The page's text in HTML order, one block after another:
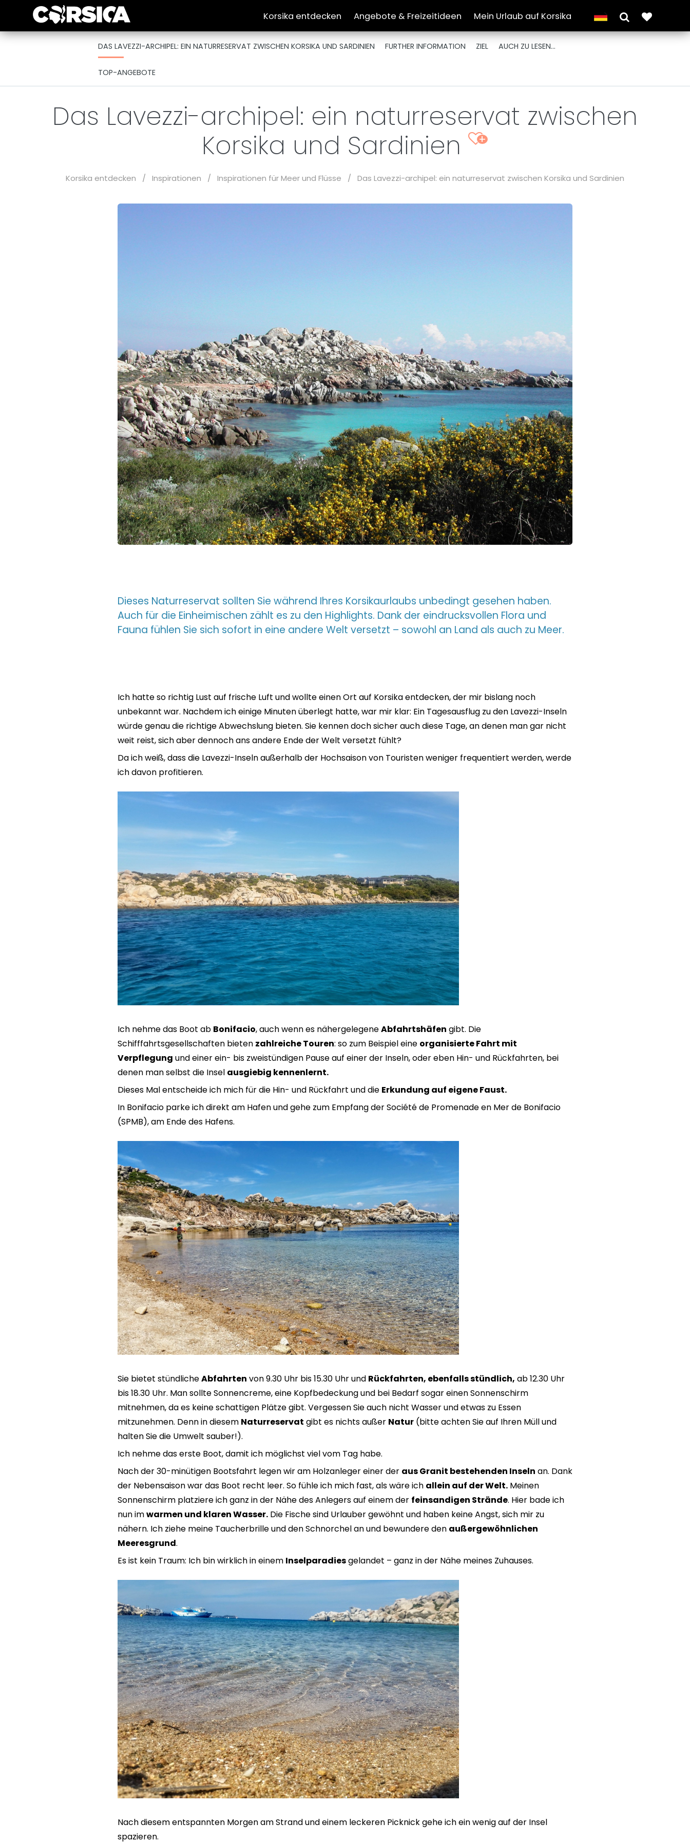
Korsika entdecken Angebote & Freizeitideen Mein Urlaub auf Korsika
DAS LAVEZZI-ARCHIPEL: EIN NATURRESERVAT ZWISCHEN KORSIKA UND SARDINIEN FURTHER INFORMATION ZIEL AUCH ZU LESEN...
TOP-ANGEBOTE
Das Lavezzi-archipel: ein naturreservat zwischen
Korsika und Sardinien
+
Korsika entdecken / Inspirationen / Inspirationen für Meer und Flüsse / Das Lavezzi-archipel: ein naturreservat zwischen Korsika und Sardinien
Dieses Naturreservat sollten Sie während Ihres Korsikaurlaubs unbedingt gesehen haben.
Auch für die Einheimischen zählt es zu den Highlights. Dank der eindrucksvollen Flora und
Fauna fühlen Sie sich sofort in eine andere Welt versetzt – sowohl an Land als auch zu Meer.
Ich hatte so richtig Lust auf frische Luft und wollte einen Ort auf Korsika entdecken, der mir bislang noch
unbekannt war. Nachdem ich einige Minuten überlegt hatte, war mir klar: Ein Tagesausflug zu den Lavezzi-Inseln
würde genau die richtige Abwechslung bieten. Sie kennen doch sicher auch diese Tage, an denen man gar nicht
weit reist, sich aber dennoch ans andere Ende der Welt versetzt fühlt?
Da ich weiß, dass die Lavezzi-Inseln außerhalb der Hochsaison von Touristen weniger frequentiert werden, werde
ich davon profitieren.
Ich nehme das Boot ab Bonifacio, auch wenn es nähergelegeneAbfahrtshäfen gibt. Die
Schifffahrtsgesellschaften bieten zahlreiche Touren: so zum Beispiel eine organisierte Fahrt mit
Verpflegung und einer ein- bis zweistündigen Pause auf einer der Inseln, oder eben Hin- und Rückfahrten, bei
denen man selbst die Insel ausgiebig kennenlernt.
Dieses Mal entscheide ich mich für die Hin- und Rückfahrt und die Erkundung auf eigene Faust.
In Bonifacio parke ich direkt am Hafen und gehe zum Empfang der Société de Promenade en Mer de Bonifacio
(SPMB), am Ende des Hafens.
Sie bietet stündlicheAbfahrten von 9.30 Uhr bis 15.30 Uhr und Rückfahrten, ebenfalls stündlich, ab 12.30 Uhr
bis 18.30 Uhr. Man sollte Sonnencreme, eine Kopfbedeckung und bei Bedarf sogar einen Sonnenschirm
mitnehmen, da es keine schattigen Plätze gibt. Vergessen Sie auch nicht Wasser und etwas zu Essen
mitzunehmen. Denn in diesem Naturreservat gibt es nichts außer Natur(bitte achten Sie auf Ihren Müll und
halten Sie die Umwelt sauber!).
Ich nehme das erste Boot, damit ich möglichst viel vom Tag habe.
Nach der 30-minütigen Bootsfahrt legen wir am Holzanleger einer der aus Granit bestehenden Inseln an. Dank
der Nebensaison war das Boot recht leer. So fühle ich mich fast, als wäre ich allein auf der Welt.Meinen
Sonnenschirm platziere ich ganz in der Nähe des Anlegers auf einem der feinsandigen Strände. Hier bade ich
nun imwarmen und klaren Wasser.Die Fische sind Urlauber gewöhnt und haben keine Angst, sich mir zu
nähern. Ich ziehe meine Taucherbrille und den Schnorchel an und bewundere den außergewöhnlichen
Meeresgrund.
Es ist kein Traum: Ich bin wirklich in einem Inselparadiesgelandet – ganz in der Nähe meines Zuhauses.
Nach diesem entspannten Morgen am Strand und einem leckeren Picknick gehe ich ein wenig auf der Insel
spazieren.